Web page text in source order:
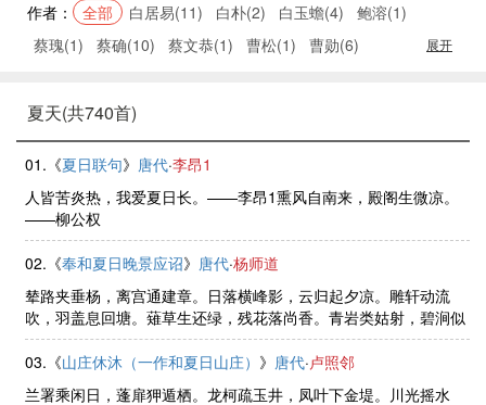
作者： 全部 白居易(11) 白朴(2) 白玉蟾(4)
鲍溶(1)
蔡瑰(1)
蔡确(10) 蔡文恭(1) 曹松(1) 曹勋(6) 展开
夏天(共740首)
01.《夏日联句》 唐代·李昂1
人皆苦炎热，我爱夏日长。——李昂1熏风自南来，殿阁生微凉。
——柳公权
02.《奉和夏日晚景应诏》 唐代·杨师道
辇路夹垂杨，离宫通建章。日落横峰影，云归起夕凉。雕轩动流
吹，羽盖息回塘。薙草生还绿，残花落尚香。青岩类姑射，碧涧似
汾阳。幸属无为日，欢娱尚未央。
03.《山庄休沐（一作和夏日山庄） 》 唐代·卢照邻
兰署乘闲日，蓬扉狎遁栖。龙柯疏玉井，凤叶下金堤。川光摇水